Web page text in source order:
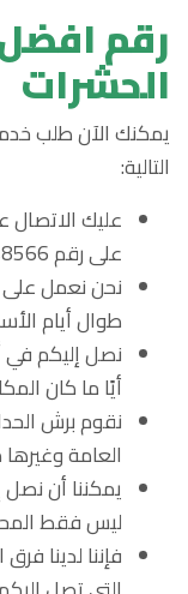
رقم
الحشرات
يمكنك الآن طلب
التالية:
عليك الاتصال
على رقم 01022848566 تستجيب خدمة العملاء فورًا.
طوال أيام
نصل إليكم في
أيًا ما كان
نقوم برش
العامة
يمكننا أن
ليس فقط
فإننا لدينا